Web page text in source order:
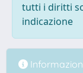
tutti i diritti
indicazione